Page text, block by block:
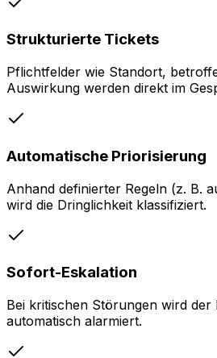
Strukturierte Tickets
Pflichtfelder wie Standort,
Auswirkung werden direkt im
Automatische Priorisierung
Anhand definierter Regeln (z. B.
wird die Dringlichkeit klassifiziert.
Sofort-Eskalation
Bei kritischen Störungen wird der
automatisch alarmiert.